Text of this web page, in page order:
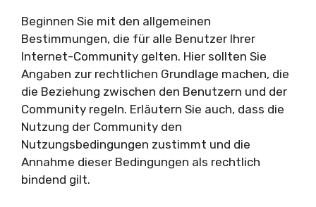
Beginnen Sie mit den allgemeinen
Bestimmungen, die für alle Benutzer Ihrer
Internet-Community gelten. Hier sollten Sie
Angaben zur rechtlichen Grundlage machen, die
die Beziehung zwischen den Benutzern und der
Community regeln. Erläutern Sie auch, dass die
Nutzung der Community den
Nutzungsbedingungen zustimmt und die
Annahme dieser Bedingungen als rechtlich
bindend gilt.